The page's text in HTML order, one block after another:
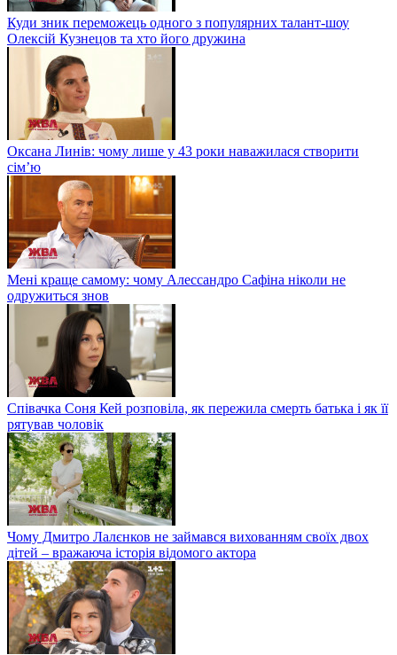
Куди зник переможець одного з популярних талант-шоу
Олексій Кузнецов та хто його дружина
Оксана Линів: чому лише у 43 роки наважилася створити
сім’ю
Мені краще самому: чому Алессандро Сафіна ніколи не
одружиться знов
Співачка Соня Кей розповіла, як пережила смерть батька і як її
рятував чоловік
Чому Дмитро Лалєнков не займався вихованням своїх двох
дітей – вражаюча історія відомого актора